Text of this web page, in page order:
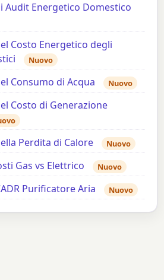
Audit Energetico Domestico
Costo Energetico degli
Nuovo
Consumo di Acqua Nuovo
Costo di Generazione
Perdita di Calore Nuovo
Gas vs Elettrico Nuovo
Purificatore Aria Nuovo